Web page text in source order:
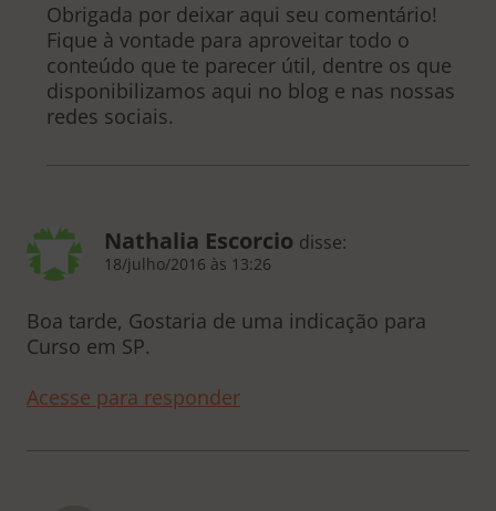
Obrigada por deixar aqui seu comentário!
Fique à vontade para aproveitar todo o
conteúdo que te parecer útil, dentre os que
disponibilizamos aqui no blog e nas nossas
redes sociais.
Nathalia Escorcio disse:
18/julho/2016 às 13:26
Boa tarde, Gostaria de uma indicação para
Curso em SP.
Acesse para responder